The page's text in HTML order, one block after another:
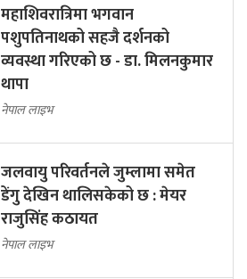
महाशिवरात्रिमा भगवान
पशुपतिनाथको सहजै दर्शनको
व्यवस्था गरिएको छ - डा. मिलनकुमार
थापा
नेपाल लाइभ
जलवायु परिवर्तनले जुम्लामा समेत
डेंगु देखिन थालिसकेको छ : मेयर
राजुसिंह कठायत
नेपाल लाइभ